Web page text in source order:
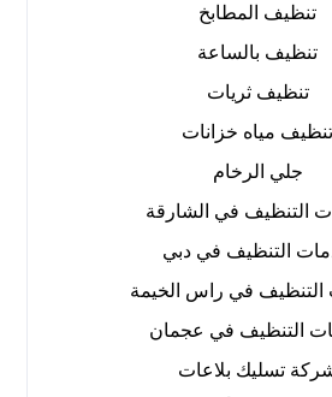
تنظيف المطابخ
تنظيف بالساعة
تنظيف ثريات
تنظيف مياه خزانات
جلي الرخام
التنظيف في الشارقة
التنظيف في دبي
في راس الخيمة
التنظيف في عجمان
تسليك بلاعات